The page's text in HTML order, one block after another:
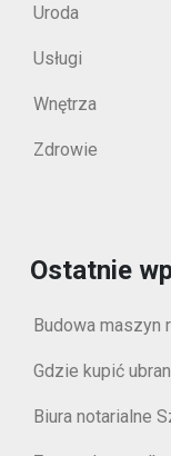
Uroda
Usługi
Wnętrza
Zdrowie
Ostatnie
Budowa maszyn
Gdzie kupić
Biura notarialne